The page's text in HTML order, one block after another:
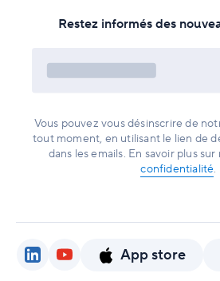
Restez informés des
Vous pouvez vous désinscrire de
tout moment, en utilisant le lien de
dans les emails. En savoir plus
confidentialité.
App store